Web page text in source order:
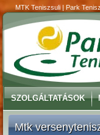
MTK Teniszsuli | Park
SZOLGÁLTATÁSOK
Mtk